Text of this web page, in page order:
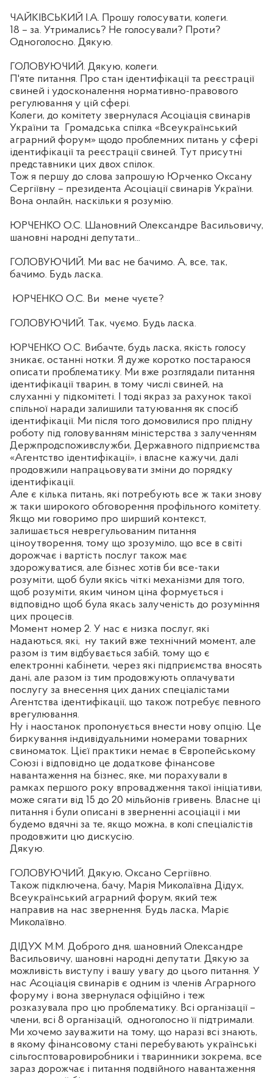
ЧАЙКІВСЬКИЙ І.А. Прошу голосувати, колеги.
18 – за. Утримались? Не голосували? Проти?
Одноголосно. Дякую.
ГОЛОВУЮЧИЙ. Дякую, колеги.
П'яте питання. Про стан ідентифікації та реєстрації
свиней і удосконалення нормативно-правового
регулювання у цій сфері.
Колеги, до комітету звернулася Асоціація свинарів
України та
Громадська спілка «Всеукраїнський
аграрний форум» щодо проблемних питань у сфері
ідентифікації та реєстрації свиней. Тут присутні
представники цих двох спілок.
Тож я першу до слова запрошую Юрченко Оксану
Сергіївну – президента Асоціації свинарів України.
Вона онлайн, наскільки я розумію.
ЮРЧЕНКО О.С. Шановний Олександре Васильовичу,
шановні народні депутати...
ГОЛОВУЮЧИЙ. Ми вас не бачимо. А, все, так,
бачимо. Будь ласка.
ЮРЧЕНКО О.С. Ви мене чуєте?
ГОЛОВУЮЧИЙ. Так, чуємо. Будь ласка.
ЮРЧЕНКО О.С. Вибачте, будь ласка, якість голосу
зникає, останні нотки. Я дуже коротко постараюся
описати проблематику. Ми вже розглядали питання
ідентифікації тварин, в тому числі свиней, на
слуханні у підкомітеті. І тоді якраз за рахунок такої
спільної наради залишили татуювання як спосіб
ідентифікації. Ми після того домовилися про плідну
роботу під головуванням міністерства з залученням
Держпродспоживслужби, Державного підприємства
«Агентство ідентифікації», і власне кажучи, далі
продовжили напрацьовувати зміни до порядку
ідентифікації.
Але є кілька питань, які потребують все ж таки знову
ж таки широкого обговорення профільного комітету.
Якщо ми говоримо про ширший контекст,
залишається неврегульованим питання
ціноутворення, тому що зрозуміло, що все в світі
дорожчає і вартість послуг також має
здорожуватися, але бізнес хотів би все-таки
розуміти, щоб були якісь чіткі механізми для того,
щоб розуміти, яким чином ціна формується і
відповідно щоб була якась залученість до розуміння
цих процесів.
Момент номер 2. У нас є низка послуг, які
надаються, які, ну такий вже технічний момент, але
разом із тим відбувається забій, тому що є
електронні кабінети, через які підприємства вносять
дані, але разом із тим продовжують оплачувати
послугу за внесення цих даних спеціалістами
Агентства ідентифікації, що також потребує певного
врегулювання.
Ну і наостанок пропонується внести нову опцію. Це
биркування індивідуальними номерами товарних
свиноматок. Цієї практики немає в Європейському
Союзі і відповідно це додаткове фінансове
навантаження на бізнес, яке, ми порахували в
рамках першого року впровадження такої ініціативи,
може сягати від 15 до 20 мільйонів гривень. Власне ці
питання і були описані в зверненні асоціації і ми
будемо вдячні за те, якщо можна, в колі спеціалістів
продовжити цю дискусію.
Дякую.
ГОЛОВУЮЧИЙ. Дякую, Оксано Сергіївно.
Також підключена, бачу, Марія Миколаївна Дідух,
Всеукраїнський аграрний форум, який теж
направив на нас звернення. Будь ласка, Маріє
Миколаївно.
ДІДУХ М.М. Доброго дня, шановний Олександре
Васильовичу, шановні народні депутати. Дякую за
можливість виступу і вашу увагу до цього питання. У
нас Асоціація свинарів є одним із членів Аграрного
форуму і вона звернулася офіційно і теж
розказувала про цю проблематику. Всі організації –
члени, всі 8 організацій, одноголосно її підтримали.
Ми хочемо зауважити на тому, що наразі всі знають,
в якому фінансовому стані перебувають українські
сільгосптоваровиробники і тваринники зокрема, все
зараз дорожчає і питання подвійного навантаження